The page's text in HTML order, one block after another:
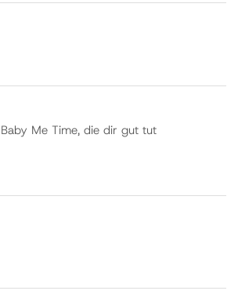
Me Time, die dir gut tut